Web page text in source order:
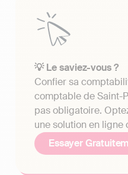
💡 Le saviez-vous ?
Confier sa
comptable de Saint-
pas obligatoire.
une solution en ligne
Essayer